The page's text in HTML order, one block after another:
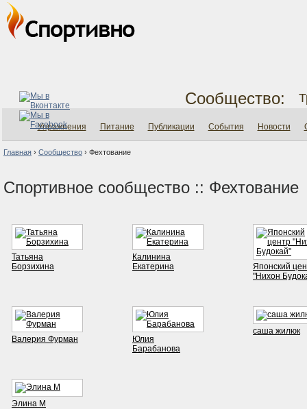
Сообщество:
Упражнения Питание Публикации События Новости
Главная › Сообщество › Фехтование
Спортивное сообщество :: Фехтование
Татьяна
Борзихина
Калинина
Екатерина
Японский
"Нихон
Валерия Фурман
Юлия
Барабанова
саша жилюк
Элина М